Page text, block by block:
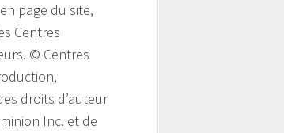
page du site,
Centres
© Centres
droits d’auteur
Inc. et de